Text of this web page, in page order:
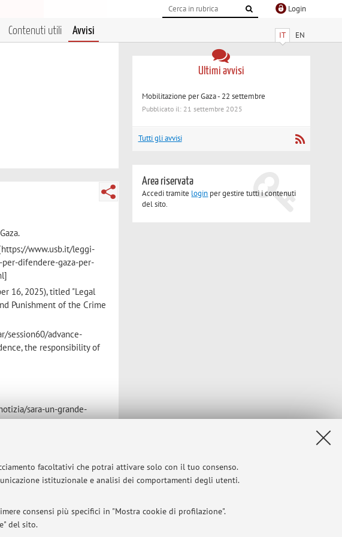
facoltativi che potrai attivare solo con il tuo consenso.
istituzionale e analisi dei comportamenti degli utenti.
consensi più specifici in "Mostra cookie di profilazione".
del sito.
Login
IT EN
Contenuti utili Avvisi
www.usb.it/leggi-
difendere-gaza-per-
16, 2025), titled "Legal
Punishment of the Crime
session60/advance-
the responsibility of
sara-un-grande-
dire-no-alla-corsa-al-
(ONU) del 16
Convention on the
advance-
nell'aver compiuto azioni
Ultimi avvisi
Mobilitazione per Gaza - 22 settembre
Pubblicato il: 21 settembre 2025
Tutti gli avvisi
Area riservata
Accedi tramite login per gestire tutti i contenuti
del sito.